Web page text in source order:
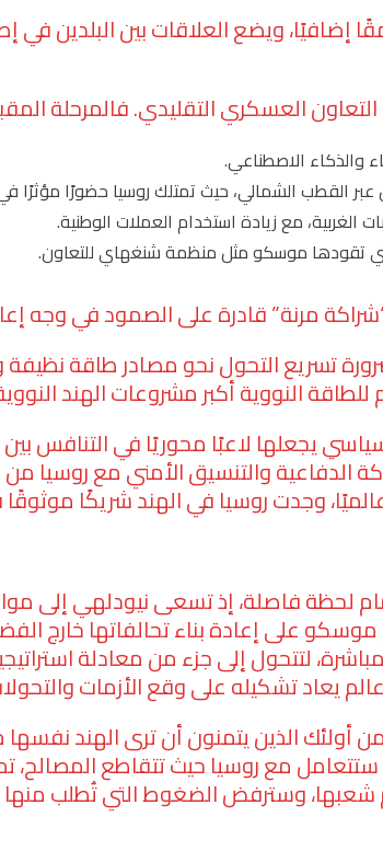
إضافيًا، ويضع العلاقات بين البلدين في
العسكري التقليدي. فالمرحلة
والذكاء الاصطناعي.
عبر القطب الشمالي، حيث تمتلك روسيا حضورًا
الغربية، مع زيادة استخدام العملات الوطنية.
تقودها موسكو مثل منظمة شنغهاي للتعاون.
مرنة” قادرة على الصمود في وجه
تسريع التحول نحو مصادر طاقة نظيفة
النووية أكبر مشروعات الهند
يجعلها لاعبًا محوريًا في التنافس
الدفاعية والتنسيق الأمني مع
وجدت روسيا في الهند شريكًا
لحظة فاصلة، إذ تسعى نيودلهي إلى
موسكو على إعادة بناء تحالفاتها
لتتحول إلى جزء من معادلة
يعاد تشكيله على وقع الأزمات
من أولئك الذين يتمنون أن ترى الهند
مع روسيا حيث تتقاطع المصالح،
شعبها، وسترفض الضغوط التي تُطلب